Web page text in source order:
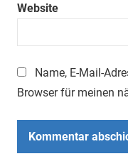
Website
Name, E-Mail-
Browser für meinen